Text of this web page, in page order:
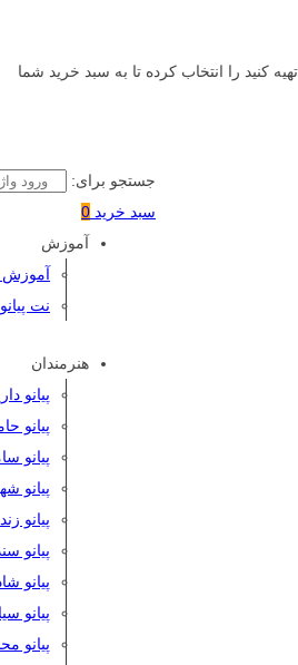
کنید را انتخاب کرده تا به سبد خرید شما
جستجو برای:
سبد خرید 0
آموزش
آموزش
نت پیانو
هنرمندان
پیانو
پیانو
پیانو
پیانو
پیانو
پیانو
پیانو
پیانو
پیانو